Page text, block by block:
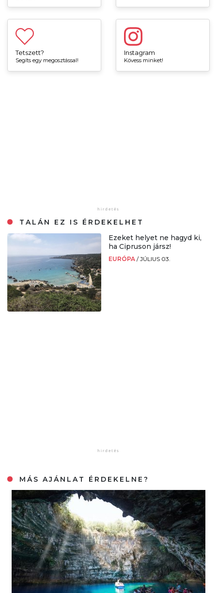
Tetszett?
Segíts egy megosztással!
Instagram
Kövess minket!
TALÁN EZ IS ÉRDEKELHET
Ezeket helyet ne hagyd ki,
ha Cipruson jársz!
EURÓPA /JÚLIUS 03.
MÁS AJÁNLAT ÉRDEKELNE?